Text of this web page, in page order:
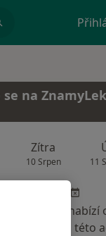
na
Zítra
10 Srpen 11
specialista
termínu na této